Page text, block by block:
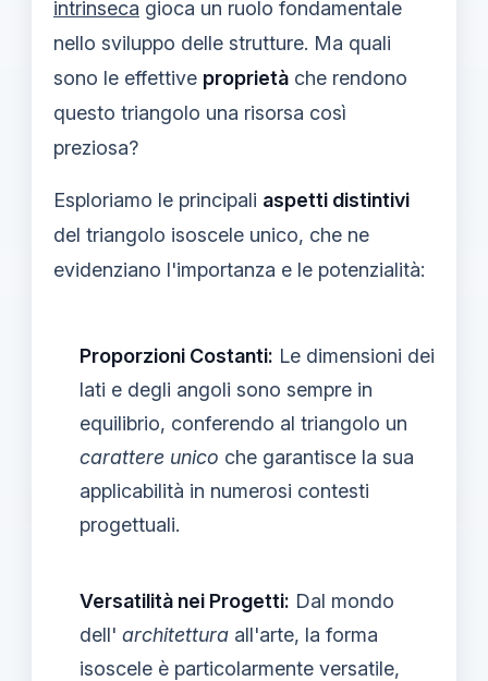
intrinseca gioca un ruolo fondamentale
nello sviluppo delle strutture. Ma quali
sono le effettive proprietà che rendono
questo triangolo una risorsa così
preziosa?
Esploriamo le principali aspetti distintivi
del triangolo isoscele unico, che ne
evidenziano l'importanza e le potenzialità:
Proporzioni Costanti: Le dimensioni dei
lati e degli angoli sono sempre in
equilibrio, conferendo al triangolo un
carattere unico che garantisce la sua
applicabilità in numerosi contesti
progettuali.
Versatilità nei Progetti: Dal mondo
dell' architettura all'arte, la forma
isoscele è particolarmente versatile,